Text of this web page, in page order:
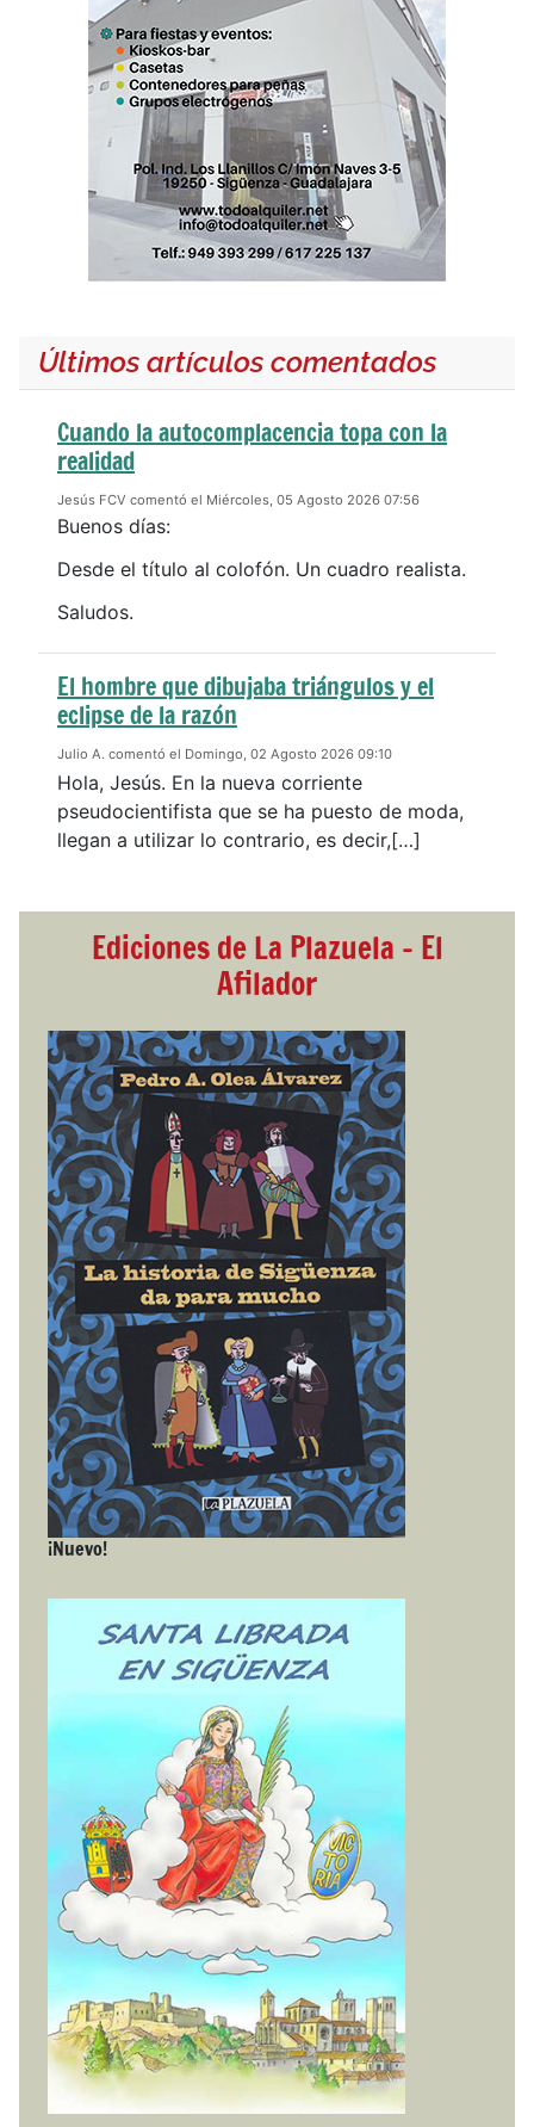
Últimos artículos comentados
Cuando la autocomplacencia topa con la
realidad
Jesús FCV comentó el Miércoles, 05 Agosto 2026 07:56
Buenos días:
Desde el título al colofón. Un cuadro realista.
Saludos.
El hombre que dibujaba triángulos y el
eclipse de la razón
Julio A. comentó el Domingo, 02 Agosto 2026 09:10
Hola, Jesús. En la nueva corriente
pseudocientifista que se ha puesto de moda,
llegan a utilizar lo contrario, es decir,[…]
Ediciones de La Plazuela - El
Afilador
¡Nuevo!